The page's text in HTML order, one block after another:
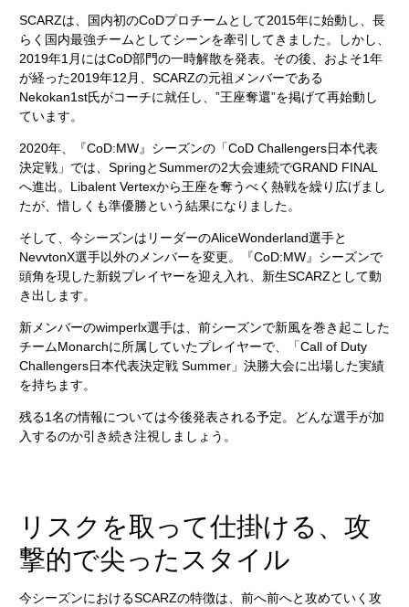
SCARZは、国内初のCoDプロチームとして2015年に始動し、長
らく国内最強チームとしてシーンを牽引してきました。しかし、
2019年1月にはCoD部門の一時解散を発表。その後、およそ1年
が経った2019年12月、SCARZの元祖メンバーである
Nekokan1st氏がコーチに就任し、”王座奪還”を掲げて再始動し
ています。
2020年、『CoD:MW』シーズンの「CoD Challengers⽇本代表
決定戦」では、SpringとSummerの2大会連続でGRAND FINAL
へ進出。Libalent Vertexから王座を奪うべく熱戦を繰り広げまし
たが、惜しくも準優勝という結果になりました。
そして、今シーズンはリーダーのAliceWonderland選手と
NevvtonX選手以外のメンバーを変更。『CoD:MW』シーズンで
頭角を現した新鋭プレイヤーを迎え入れ、新生SCARZとして動
き出します。
新メンバーのwimperlx選手は、前シーズンで新風を巻き起こした
チームMonarchに所属していたプレイヤーで、「Call of Duty
Challengers日本代表決定戦 Summer」決勝大会に出場した実績
を持ちます。
残る1名の情報については今後発表される予定。どんな選手が加
入するのか引き続き注視しましょう。
リスクを取って仕掛ける、攻
撃的で尖ったスタイル
今シーズンにおけるSCARZの特徴は、前へ前へと攻めていく攻